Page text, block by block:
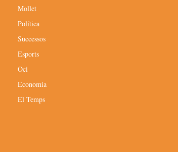
Mollet
Política
Successos
Esports
Oci
Economia
El Temps